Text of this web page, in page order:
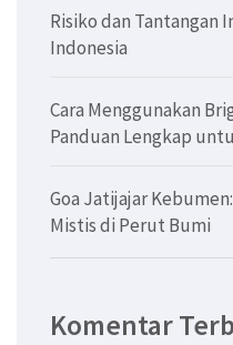
Risiko dan Tantangan
Indonesia
Cara Menggunakan
Panduan Lengkap
Goa Jatijajar
Mistis di Perut Bumi
Komentar